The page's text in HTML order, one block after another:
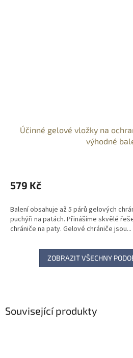
Související produkty
Účinné gelové vložky na
výhodné
579 Kč
Balení obsahuje až 5 párů gelových
puchýři na patách. Přinášíme skvělé
chrániče na paty. Gelové chrániče jsou...
ZOBRAZIT VŠECHNY